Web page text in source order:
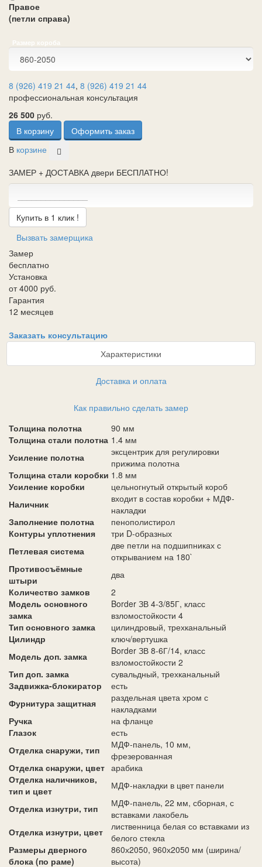
Правое
(петли справа)
Размер короба
8 (926) 419 21 44, 8 (926) 419 21 44
профессиональная консультация
26 500 руб.
В корзину
Оформить заказ
В корзине
ЗАМЕР + ДОСТАВКА двери БЕСПЛАТНО!
Купить в 1 клик !
Вызвать замерщика
Замер
бесплатно
Установка
от 4000 руб.
Гарантия
12 месяцев
Заказать консультацию
Характеристики
Доставка и оплата
Как правильно сделать замер
Толщина полотна
90 мм
Толщина стали полотна 1.4 мм
Усиление полотна
эксцентрик для регулировки
прижима полотна
Толщина стали коробки 1.8 мм
Усиление коробки
цельногнутый открытый короб
Наличник
входит в состав коробки + МДФ-
накладки
Заполнение полотна
пенополистирол
Контуры уплотнения
три D-образных
Петлевая система
две петли на подшипниках с
открыванием на 180`
Противосъёмные
штыри
два
Количество замков
2
Модель основного
замка
Border ЗВ 4-3/85Г, класс
взломостойкости 4
Тип основного замка
цилиндровый, трехканальный
Цилиндр
ключ/вертушка
Модель доп. замка
Border ЗВ 8-6Г/14, класс
взломостойкости 2
Тип доп. замка
сувальдный, трехканальный
Задвижка-блокиратор
есть
Фурнитура защитная
раздельная цвета хром с
накладками
Ручка
на фланце
Глазок
есть
Отделка снаружи, тип
МДФ-панель, 10 мм,
фрезерованная
Отделка снаружи, цвет арабика
Отделка наличников,
тип и цвет
МДФ-накладки в цвет панели
Отделка изнутри, тип
МДФ-панель, 22 мм, сборная, с
вставками лакобель
Отделка изнутри, цвет
лиственница белая со вставками из
белого стекла
Размеры дверного
блока (по раме)
860х2050, 960х2050 мм (ширина/
высота)